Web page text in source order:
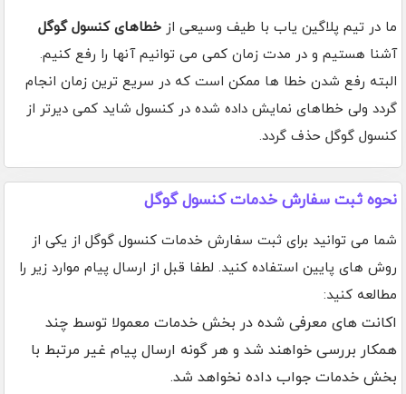
ما در تیم پلاگین یاب با طیف وسیعی از خطاهای کنسول گوگل
آشنا هستیم و در مدت زمان کمی می توانیم آنها را رفع کنیم.
البته رفع شدن خطا ها ممکن است که در سریع ترین زمان انجام
گردد ولی خطاهای نمایش داده شده در کنسول شاید کمی دیرتر از
کنسول گوگل حذف گردد.
نحوه ثبت سفارش خدمات کنسول گوگل
شما می توانید برای ثبت سفارش خدمات کنسول گوگل از یکی از
روش های پایین استفاده کنید. لطفا قبل از ارسال پیام موارد زیر را
مطالعه کنید:
اکانت های معرفی شده در بخش خدمات معمولا توسط چند
همکار بررسی خواهند شد و هر گونه ارسال پیام غیر مرتبط با
بخش خدمات جواب داده نخواهد شد.